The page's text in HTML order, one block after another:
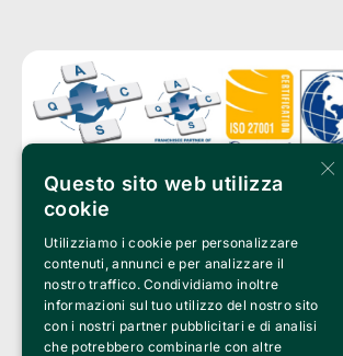
Clappit è un marchio di proprietà di:
Bemils Srl
a Socio Unico
Via Fosse Ardeatine, 4 -20092 Cinisello Balsamo (MI)
PI 05589050961
Iscr. C.C.I.A.A. Milano R.E.A. 1833471
© 2010-2025 Bemils Srl - Tutti i diritti riservati
×
Questo sito web utilizza
cookie
Utilizziamo i cookie per personalizzare
contenuti, annunci e per analizzare il
nostro traffico. Condividiamo inoltre
informazioni sul tuo utilizzo del nostro sito
con i nostri partner pubblicitari e di analisi
che potrebbero combinarle con altre